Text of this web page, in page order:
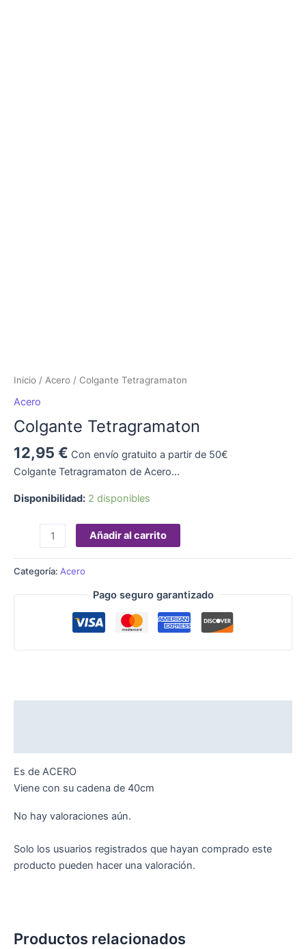
Inicio / Acero / Colgante Tetragramaton
Acero
Colgante Tetragramaton
12,95 € Con envío gratuito a partir de 50€
Colgante Tetragramaton de Acero…
Disponibilidad: 2 disponibles
Añadir al carrito
Categoría: Acero
Pago seguro garantizado
Es de ACERO
Viene con su cadena de 40cm
No hay valoraciones aún.
Solo los usuarios registrados que hayan comprado este
producto pueden hacer una valoración.
Productos relacionados